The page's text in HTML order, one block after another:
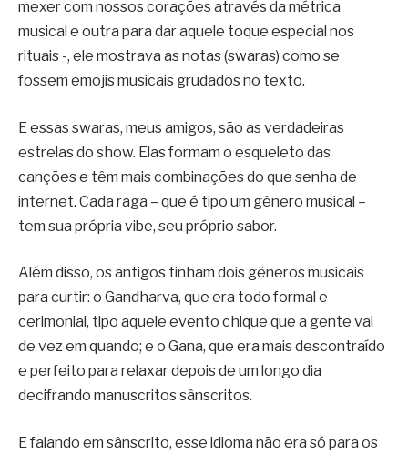
mexer com nossos corações através da métrica
musical e outra para dar aquele toque especial nos
rituais -, ele mostrava as notas (swaras) como se
fossem emojis musicais grudados no texto.
E essas swaras, meus amigos, são as verdadeiras
estrelas do show. Elas formam o esqueleto das
canções e têm mais combinações do que senha de
internet. Cada raga – que é tipo um gênero musical –
tem sua própria vibe, seu próprio sabor.
Além disso, os antigos tinham dois gêneros musicais
para curtir: o Gandharva, que era todo formal e
cerimonial, tipo aquele evento chique que a gente vai
de vez em quando; e o Gana, que era mais descontraído
e perfeito para relaxar depois de um longo dia
decifrando manuscritos sânscritos.
E falando em sânscrito, esse idioma não era só para os